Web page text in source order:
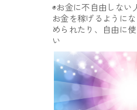
◉お金に不自由しな
お金を稼げるように
められたり、自由に
い